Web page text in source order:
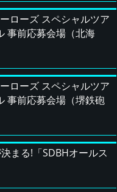
ローズ スペシャルツア
事前応募会場（北海
ローズ スペシャルツア
事前応募会場（堺鉄砲
まる!「SDBHオールス